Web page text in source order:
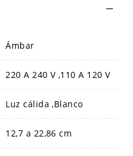
Ámbar
220 A 240 V ,110 A 120 V
Luz cálida ,Blanco
12,7 a 22,86 cm